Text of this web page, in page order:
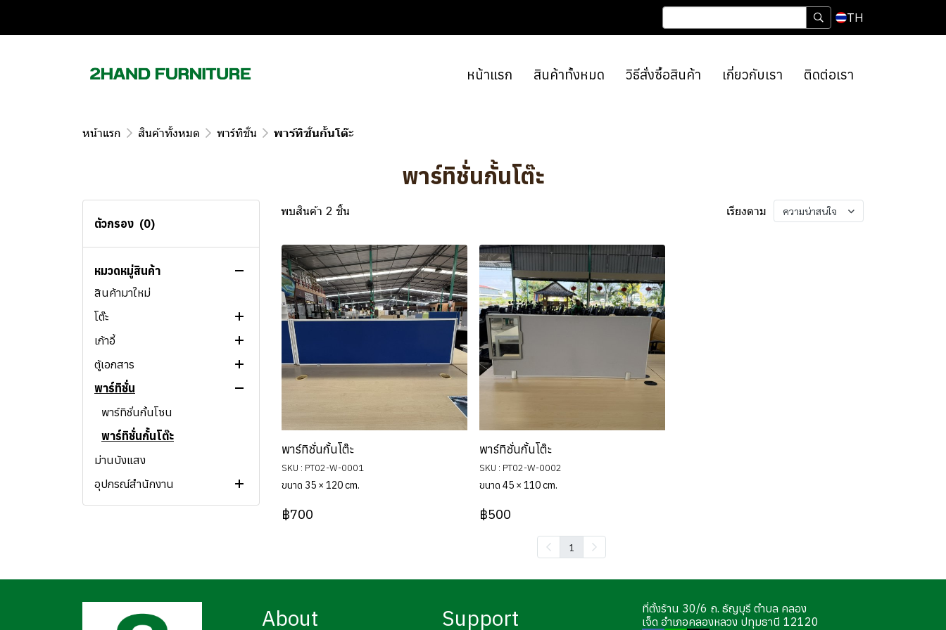
TH
หน้าแรก สินค้าทั้งหมด วิธีสั่งซื้อสินค้า เกี่ยวกับเรา ติดต่อเรา
หน้าแรก สินค้าทั้งหมด พาร์ทิชั่น พาร์ทิชั่นกั้นโต๊ะ
พาร์ทิชั่นกั้นโต๊ะ
ตัวกรอง (0)
หมวดหมู่สินค้า
สินค้าทั้งหมด
สินค้ามาใหม่
โต๊ะ
โต๊ะทำงาน
โต๊ะทำงานแบบกลุ่ม
โต๊ะทำงานทรง L
โต๊ะผู้บริหาร
โต๊ะประชุม
โต๊ะอเนกประสงค์
โต๊ะกลม
เคาท์เตอร์
เก้าอี้
เก้าอี้สำนักงาน
โซฟา
เก้าอี้อื่นๆ
ตู้เอกสาร
ตู้เอกสารสูง
ตู้เอกสารเตี้ย
ตู้ลิ้นชักข้างโต๊ะ
ตู้เอกสารเหล็ก
พาร์ทิชั่น
พาร์ทิชั่นกั้นโซน
พาร์ทิชั่นกั้นโต๊ะ
ม่านบังแสง
อุปกรณ์สำนักงาน
ไวท์บอร์ด
สินค้าอื่นๆ
พบสินค้า 2 ชิ้น เรียงตาม ความน่าสนใจ
พาร์ทิชั่นกั้นโต๊ะ
SKU : PT02-W-0001
ขนาด 35 × 120 cm.
฿700
พาร์ทิชั่นกั้นโต๊ะ
SKU : PT02-W-0002
ขนาด 45 × 110 cm.
฿500
1
About Support
ที่ตั้งร้าน 30/6 ถ. ธัญบุรี ตำบล คลอง
เจ็ด อำเภอคลองหลวง ปทุมธานี 12120